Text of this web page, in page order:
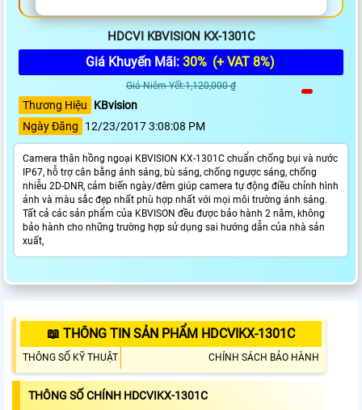
HDCVI KBVISION KX-1301C
Giá Khuyến Mãi: 30% (+ VAT 8%)
Giá Niêm Yết:1,120,000 ₫
Thương Hiệu
KBvision
Ngày Đăng
12/23/2017 3:08:08 PM
Camera thân hồng ngoại KBVISION KX-1301C chuẩn chống bụi và nước
IP67, hỗ trợ cân bằng ánh sáng, bù sáng, chống ngược sáng, chống
nhiễu 2D-DNR, cảm biến ngày/đêm giúp camera tự động điều chỉnh hình
ảnh và màu sắc đẹp nhất phù hợp nhất với mọi môi trường ánh sáng.
Tất cả các sản phẩm của KBVISON đều được bảo hành 2 năm, không
bảo hành cho những trường hợp sử dụng sai hướng dẫn của nhà sản
xuất,
📖 THÔNG TIN SẢN PHẨM HDCVIKX-1301C
THÔNG SỐ KỸ THUẬT CHÍNH SÁCH BẢO HÀNH
THÔNG SỐ CHÍNH HDCVIKX-1301C